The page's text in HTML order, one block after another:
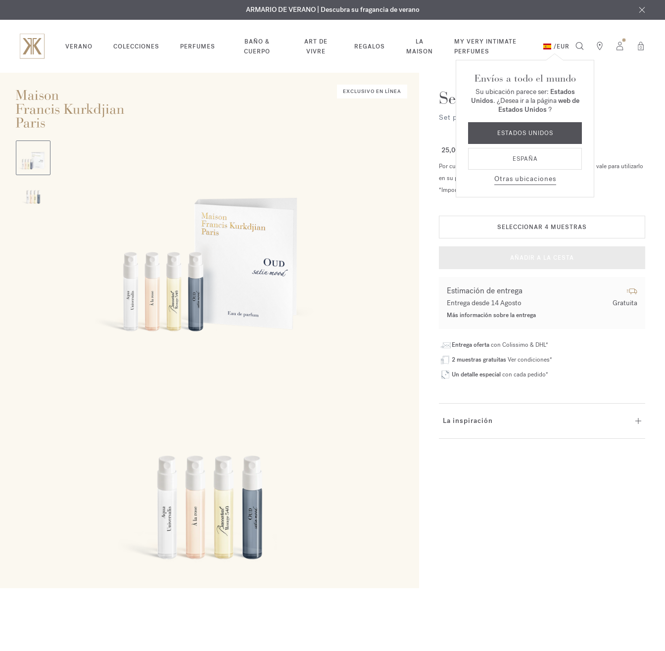
EXCLUSIVO | Descubra la nueva fragancia OUDvelvet mooden su pedido*
GRABADO GRATUITO | En todas las fragancias y aceites corporales hasta el 9 de agosto
ARMARIO DE VERANO | Descubra su fragancia de verano
VERANO COLECCIONES PERFUMES
BAÑO &
CUERPO
ART DE
VIVRE
REGALOS
LA
MAISON
MY VERY INTIMATE
PERFUMES
/EUR 0
Envíos a todo el mundo
Su ubicación parece ser: Estados
Unidos. ¿Desea ir a la páginaweb de
Estados Unidos ?
ESTADOS UNIDOS
ESPAÑA
Otras ubicaciones
EXCLUSIVO EN LÍNEA Set de Muestras
Set personalizable de 4 muestras
25,00 €
Por cualquier pedido de un juego de 4 muestras, recibirá un vale para utilizarlo
en su próximo pedido de perfume (oferta no acumulable).
*Importe correspondiente a los gastos de tramitación
SELECCIONAR 4 MUESTRAS
Estimación de entrega
Entrega desde 14 Agosto Gratuita
Más información sobre la entrega
Entrega ofertacon Colissimo & DHL*
2 muestras gratuitasVer condiciones*
Un detalle especialcon cada pedido*
La inspiración